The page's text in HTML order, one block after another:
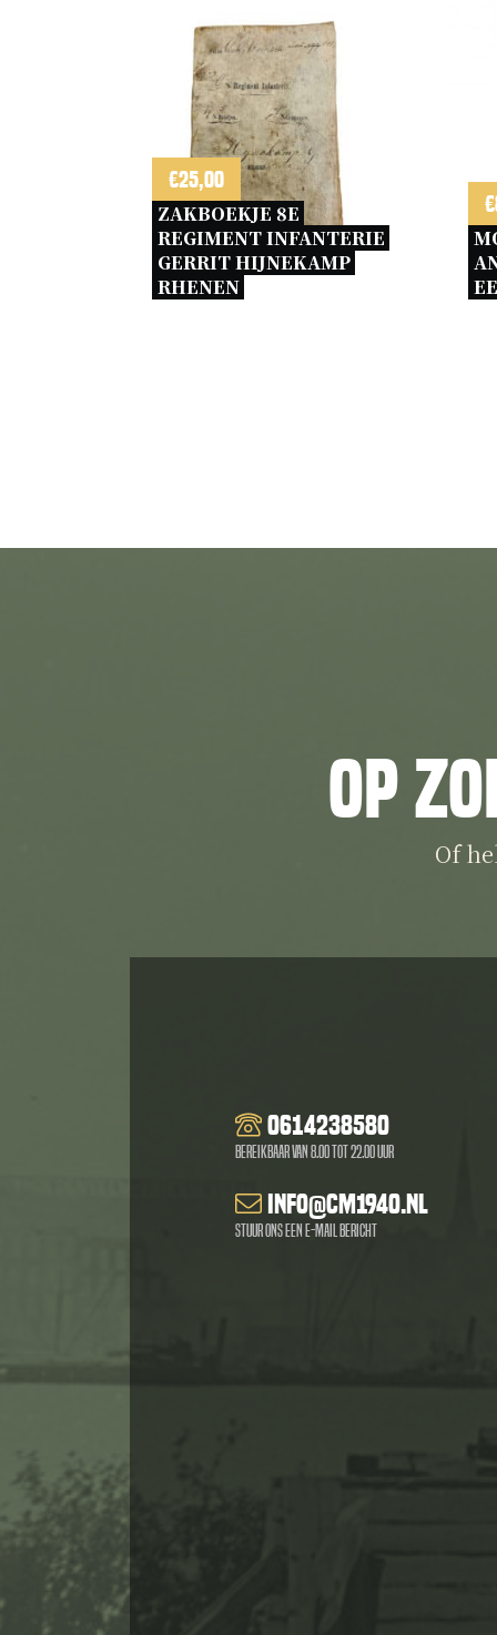
€25,00
ZAKBOEKJE 8E
REGIMENT INFANTERIE
GERRIT HIJNEKAMP
RHENEN
€
Op
Of
0614238580
Bereikbaar van 8.00 tot 22.00 uur
info@cm1940.nl
Stuur ons een e-mail bericht